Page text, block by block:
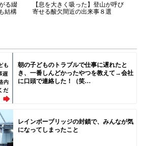
る綴
結構
【息を大きく吸った】登山が呼び
寄せる酸欠間近の出来事８選
朝の子どものトラブルで仕事に遅れたと
き、一番しんどかったやつを教えて→会社
に口頭で連絡した！（笑...
レインボーブリッジの封鎖で、みんなが気
になってしまったこと